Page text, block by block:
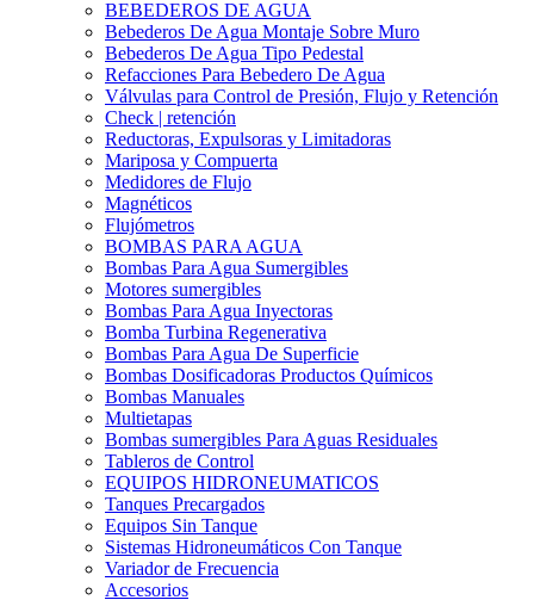
BEBEDEROS DE AGUA
Bebederos De Agua Montaje Sobre Muro
Bebederos De Agua Tipo Pedestal
Refacciones Para Bebedero De Agua
Válvulas para Control de Presión, Flujo y Retención
Check | retención
Reductoras, Expulsoras y Limitadoras
Mariposa y Compuerta
Medidores de Flujo
Magnéticos
Flujómetros
BOMBAS PARA AGUA
Bombas Para Agua Sumergibles
Motores sumergibles
Bombas Para Agua Inyectoras
Bomba Turbina Regenerativa
Bombas Para Agua De Superficie
Bombas Dosificadoras Productos Químicos
Bombas Manuales
Multietapas
Bombas sumergibles Para Aguas Residuales
Tableros de Control
EQUIPOS HIDRONEUMATICOS
Tanques Precargados
Equipos Sin Tanque
Sistemas Hidroneumáticos Con Tanque
Variador de Frecuencia
Accesorios